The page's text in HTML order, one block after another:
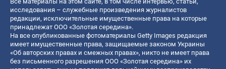
исследования – служебные произведения журналистов
редакции, исключительные имущественные права на которые
принадлежат ООО «Золотая середина».
На все опубликованные фотоматериалы Getty Images редакция
имеет имущественные права, защищаемые законом Украины
«Об авторских правах и смежных правах», никто не имеет права
без письменного разрешения ООО «Золотая середина» их